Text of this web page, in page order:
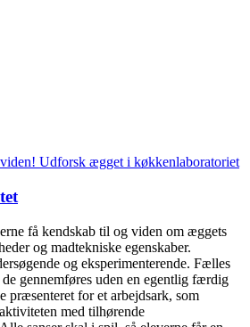
Udforsk ægget i køkkenlaboratoriet
få kendskab til og viden om æggets
og madtekniske egenskaber.
og eksperimenterende. Fælles
gennemføres uden en egentlig færdig
præsenteret for et arbejdsark, som
med tilhørende